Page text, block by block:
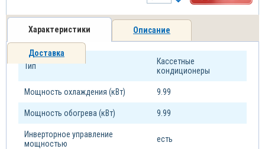
Характеристики Описание
Доставка
Тип
Кассетные
кондиционеры
Мощность охлаждения (кВт) 9.99
Мощность обогрева (кВт) 9.99
Инверторное управление
мощностью
есть